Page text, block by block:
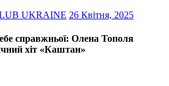
UKRAINE 26 Квітня, 2025
справжньої: Олена Тополя
хіт «Каштан»